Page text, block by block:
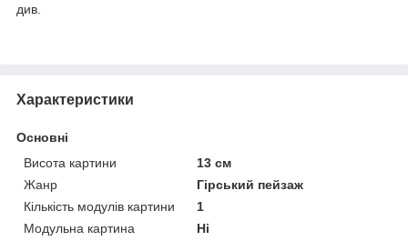
див.
Характеристики
Основні
Висота картини
13 см
Жанр
Гірський пейзаж
Кількість модулів картини
1
Модульна картина
Ні